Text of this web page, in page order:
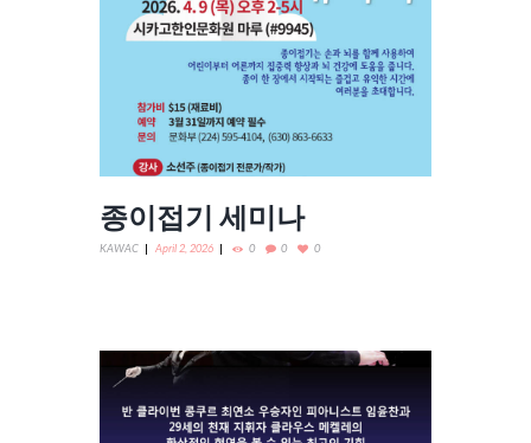
종이접기 세미나
KAWAC April 2, 2026 0 0 0